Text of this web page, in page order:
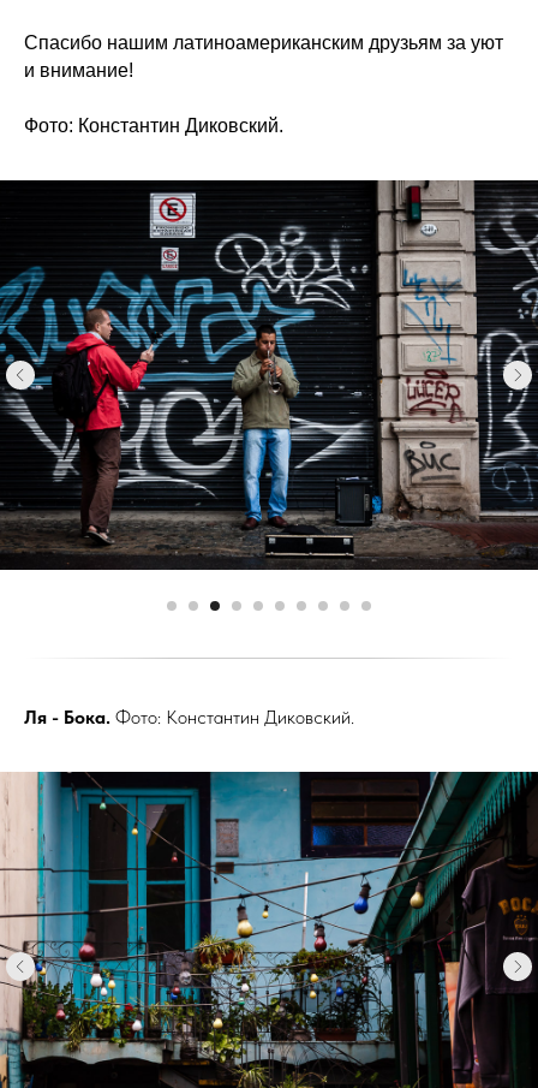
Спасибо нашим латиноамериканским друзьям за уют
и внимание!
Фото: Константин Диковский.
Ля - Бока. Фото: Константин Диковский.